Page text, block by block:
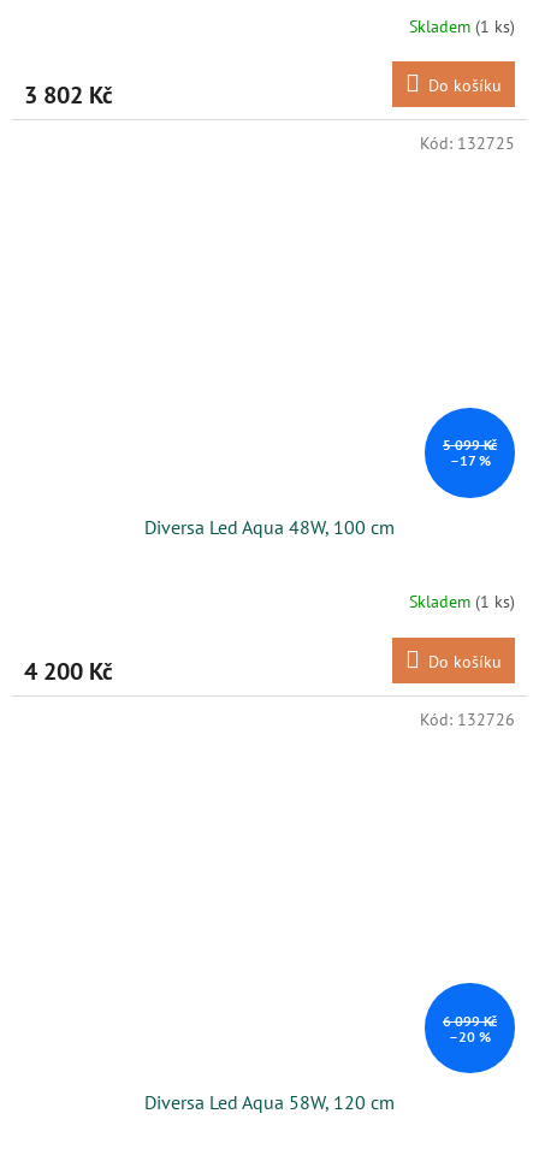
Skladem (1 ks)
3 802 Kč Do košíku
5 099 Kč
–17 %
Diversa Led Aqua 48W, 100 cm
Skladem (1 ks)
4 200 Kč Do košíku
Kód: 132725
6 099 Kč
–20 %
Diversa Led Aqua 58W, 120 cm
Kód: 132726